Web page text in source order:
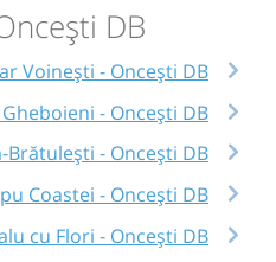
DB
Voinești - Oncești DB
- Oncești DB
- Oncești DB
Coastei - Oncești DB
cu Flori - Oncești DB